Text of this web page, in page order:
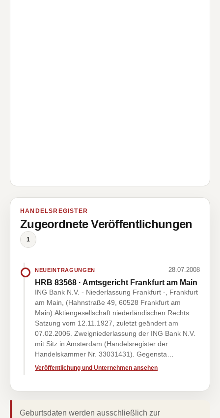
HANDELSREGISTER
Zugeordnete Veröffentlichungen
1
NEUEINTRAGUNGEN 28.07.2008
HRB 83568 · Amtsgericht Frankfurt am Main
ING Bank N.V. - Niederlassung Frankfurt -, Frankfurt
am Main, (Hahnstraße 49, 60528 Frankfurt am
Main).Aktiengesellschaft niederländischen Rechts
Satzung vom 12.11.1927, zuletzt geändert am
07.02.2006. Zweigniederlassung der ING Bank N.V.
mit Sitz in Amsterdam (Handelsregister der
Handelskammer Nr. 33031431). Gegensta…
Veröffentlichung und Unternehmen ansehen
Geburtsdaten werden ausschließlich zur